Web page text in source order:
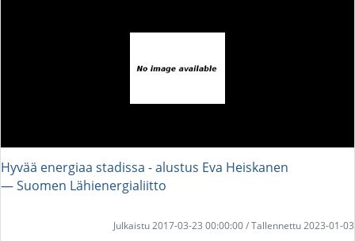
Hyvää energiaa stadissa - alustus Eva Heiskanen
― Suomen Lähienergialiitto
Julkaistu 2017-03-23 00:00:00 / Tallennettu 2023-01-03